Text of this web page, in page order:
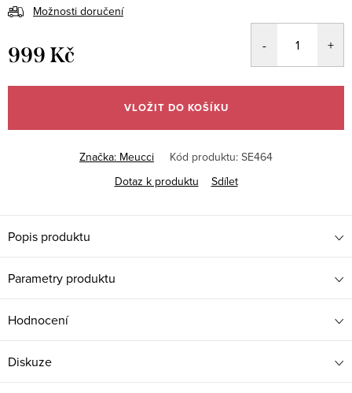
Možnosti doručení
999 Kč
cena:
VLOŽIT DO KOŠÍKU
Značka: Meucci Kód produktu: SE464
Dotaz k produktu
Sdílet
Popis produktu
Parametry produktu
Hodnocení
Diskuze